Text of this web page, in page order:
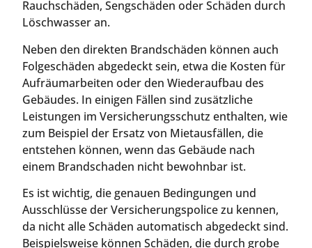
Rauchschäden, Sengschäden oder Schäden durch
Löschwasser an.
Neben den direkten Brandschäden können auch
Folgeschäden abgedeckt sein, etwa die Kosten für
Aufräumarbeiten oder den Wiederaufbau des
Gebäudes. In einigen Fällen sind zusätzliche
Leistungen im Versicherungsschutz enthalten, wie
zum Beispiel der Ersatz von Mietausfällen, die
entstehen können, wenn das Gebäude nach
einem Brandschaden nicht bewohnbar ist.
Es ist wichtig, die genauen Bedingungen und
Ausschlüsse der Versicherungspolice zu kennen,
da nicht alle Schäden automatisch abgedeckt sind.
Beispielsweise können Schäden, die durch grobe